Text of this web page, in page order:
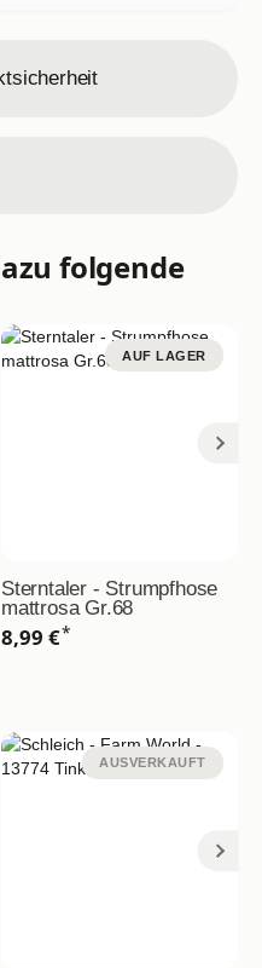
folgende
AUF LAGER
Sterntaler - Strumpfhose
mattrosa Gr.68
8,99 €*
AUSVERKAUFT